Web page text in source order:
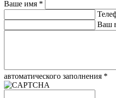
Ваше имя *
Ваш
автоматического заполнения *